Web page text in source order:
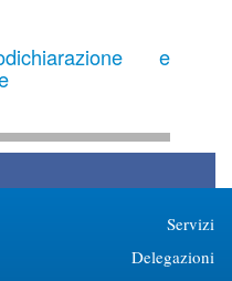
e
Servizi
Delegazioni